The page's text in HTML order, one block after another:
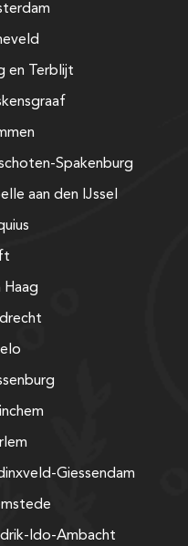
en Terblijt
Spakenburg
aan den IJssel
Haag
Giessendam
Ido-Ambacht